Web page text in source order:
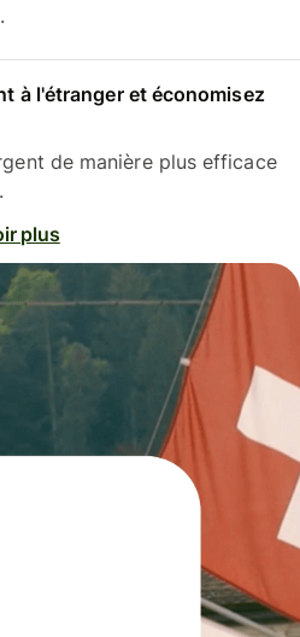
à l'étranger et économisez
de manière plus efficace
plus